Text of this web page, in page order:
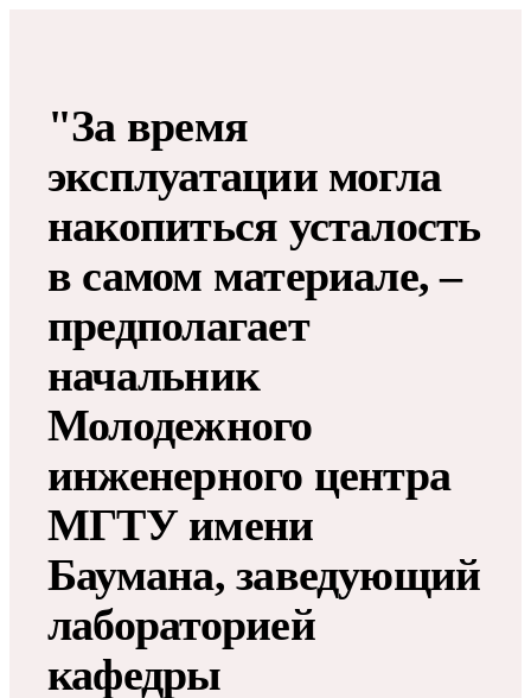
"За время
эксплуатации могла
накопиться усталость
в самом материале, –
предполагает
начальник
Молодежного
инженерного центра
МГТУ имени
Баумана, заведующий
лабораторией
кафедры